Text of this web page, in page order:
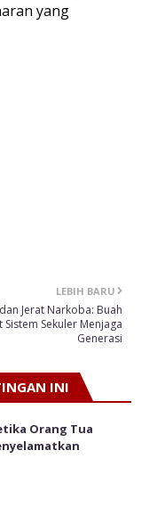
yang
LEBIH BARU
Jerat Narkoba: Buah
Sistem Sekuler Menjaga
Generasi
INI
Orang Tua